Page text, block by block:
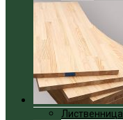
Лиственница